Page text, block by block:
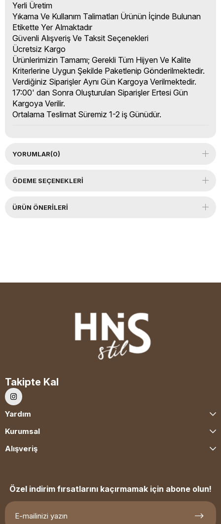
Yerli Üretim
Yıkama Ve Kullanım Talimatları Ürünün İçinde Bulunan
Etikette Yer Almaktadır
Güvenli Alışveriş Ve Taksit Seçenekleri
Ücretsiz Kargo
Ürünlerimizin Tamamı; Gerekli Tüm Hijyen Ve Kalite
Kriterlerine Uygun Şekilde Paketlenip Gönderilmektedir.
Verdiğiniz Siparişler Aynı Gün Kargoya Verilmektedir.
17:00' dan Sonra Oluşturulan Siparişler Ertesi Gün
Kargoya Verilir.
Ortalama Teslimat Süremiz 1-2 iş Günüdür.
YORUMLAR(0)
ÖDEME SEÇENEKLERI
ÜRÜN ÖNERILERI
Takipte Kal
Yardım
Kurumsal
Alışveriş
Özel indirim fırsatlarını kaçırmamak için abone olun!